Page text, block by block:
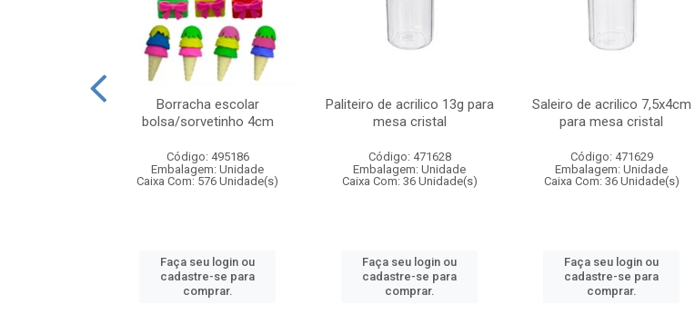
Borracha escolar
bolsa/sorvetinho 4cm
Código: 495186
Embalagem: Unidade
Caixa Com: 576 Unidade(s)
Faça seu login ou
cadastre-se para
comprar.
Paliteiro de acrilico 13g para
mesa cristal
Código: 471628
Embalagem: Unidade
Caixa Com: 36 Unidade(s)
Faça seu login ou
cadastre-se para
comprar.
Saleiro de acrilico 7,5x4cm
para mesa cristal
Código: 471629
Embalagem: Unidade
Caixa Com: 36 Unidade(s)
Faça seu login ou
cadastre-se para
comprar.